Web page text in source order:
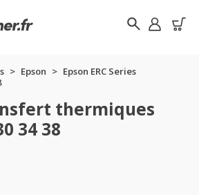
Epson
Epson ERC Series
thermiques
34 38